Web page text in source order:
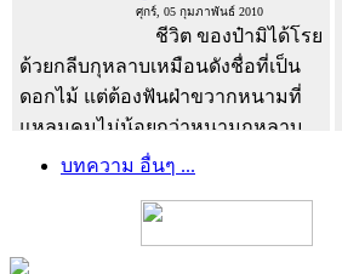
ศุกร์, 05 กุมภาพันธ์ 2010
ชีวิต ของป๋ามิได้โรย
ด้วยกลีบกุหลาบเหมือนดังชื่อที่เป็น
ดอกไม้ แต่ต้องฟันฝ่าขวากหนามที่
แหลมคมไม่น้อยกว่าหนามกุหลาบ
พ่อของป๋าตายตั้งแต่ป๋ายังเด็ก แม่
ด้วยการตัดเย็บเสี้อผ้า ...
บทความ อื่นๆ ...